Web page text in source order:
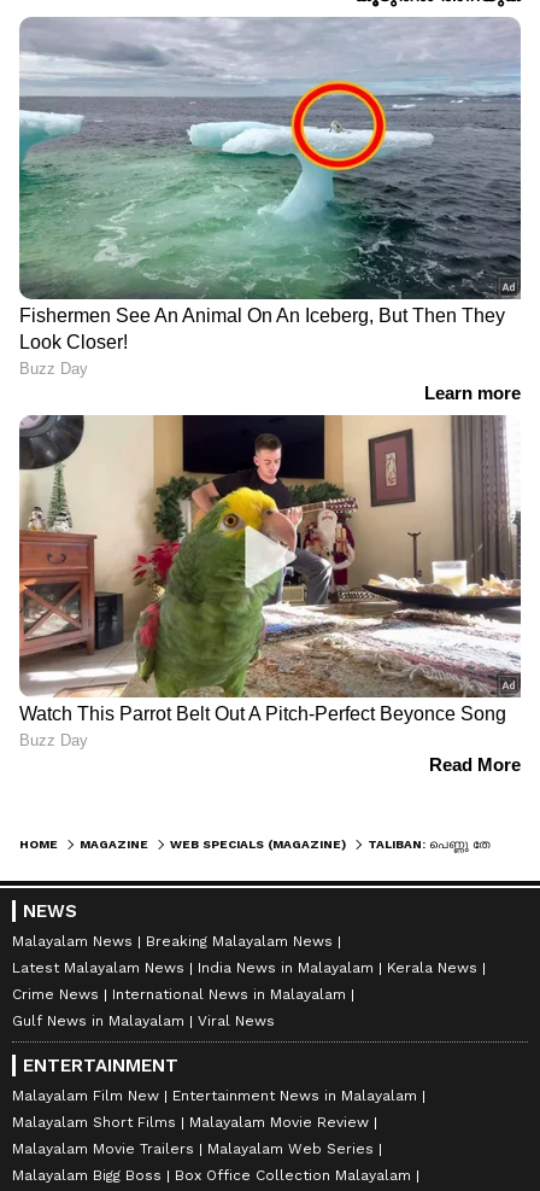
HOME MAGAZINE WEB SPECIALS (MAGAZINE)
NEWS
Malayalam News
Breaking Malayalam News
Latest Malayalam News
India News in Malayalam
Kerala News
Crime News
International News in Malayalam
Gulf News in Malayalam
Viral News
ENTERTAINMENT
Malayalam Film New
Entertainment News in Malayalam
Malayalam Short Films
Malayalam Movie Review
Malayalam Movie Trailers
Malayalam Web Series
Malayalam Bigg Boss
Box Office Collection Malayalam